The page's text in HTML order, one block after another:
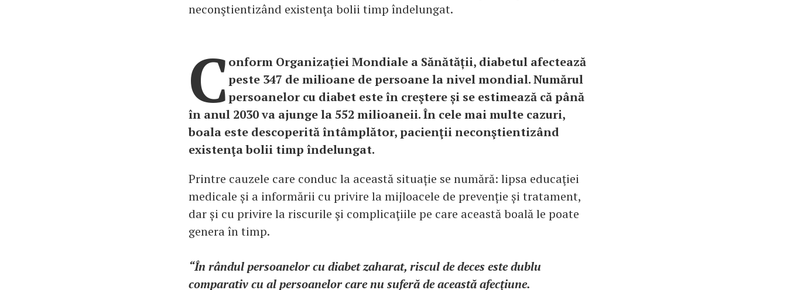
neconştientizând existenţa bolii timp îndelungat.
C onform Organizației Mondiale a Sănătății, diabetul afectează
peste 347 de milioane de persoane la nivel mondial. Numărul
persoanelor cu diabet este în creştere și se estimează că până
în anul 2030 va ajunge la 552 milioaneii. În cele mai multe cazuri,
boala este descoperită întâmplător, pacienţii neconştientizând
existenţa bolii timp îndelungat.
Printre cauzele care conduc la această situație se numără: lipsa educaţiei
medicale și a informării cu privire la mijloacele de prevenție și tratament,
dar și cu privire la riscurile şi complicaţiile pe care această boală le poate
genera în timp.
“În rândul persoanelor cu diabet zaharat, riscul de deces este dublu
comparativ cu al persoanelor care nu suferă de această afecţiune.